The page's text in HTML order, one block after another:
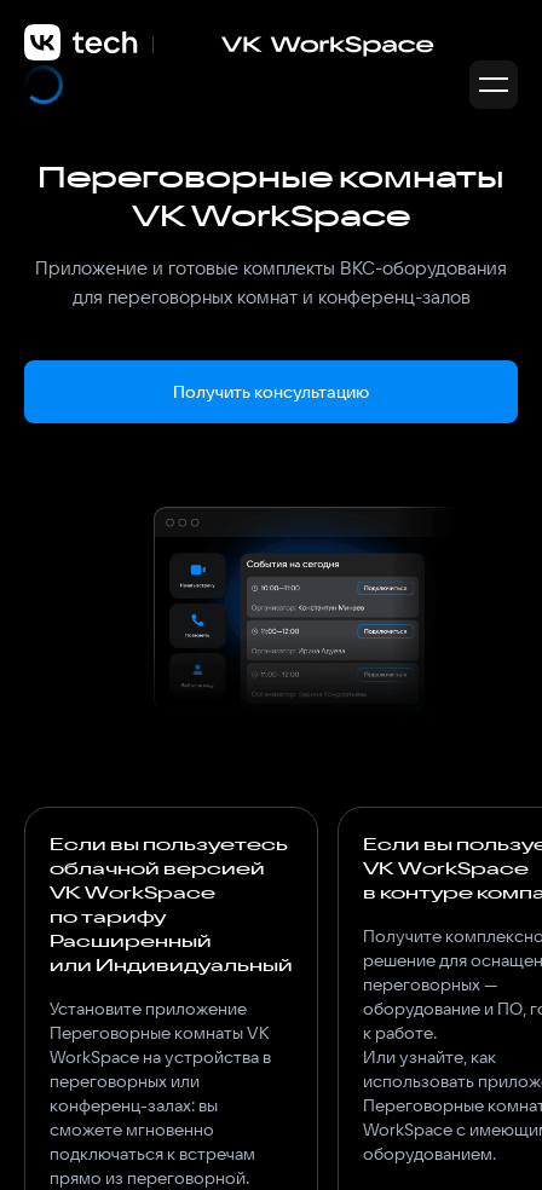
Переговорные комнаты
VK WorkSpace
Приложение и готовые комплекты ВКС-оборудования
для переговорных комнат и конференц-залов
Получить консультацию
Если вы пользуетесь
облачной версией
VK WorkSpace
по тарифу
Расширенный
или Индивидуальный
Установите приложение
Переговорные комнаты VK
WorkSpace на устройства в
переговорных или
конференц-залах: вы
сможете мгновенно
подключаться к встречам
прямо из переговорной.
Если вы
VK WorkSpace
в контуре
Получите
решение для
переговорных —
оборудование и ПО,
к работе.
Или узнайте, как
использовать
Переговорные
WorkSpace с